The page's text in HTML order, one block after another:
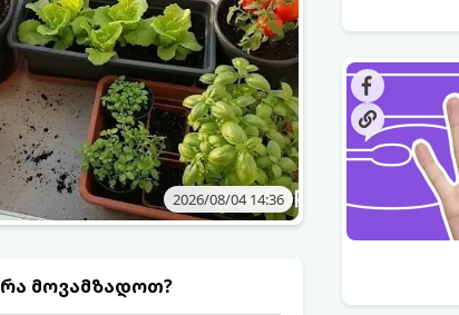
2026/08/04 14:36
რა მოვამზადოთ?